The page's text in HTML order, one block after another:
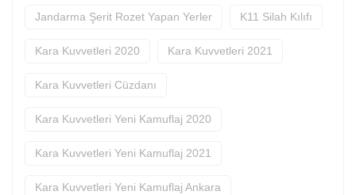
Jandarma Şerit Rozet Yapan Yerler K11 Silah Kılıfı
Kara Kuvvetleri 2020 Kara Kuvvetleri 2021
Kara Kuvvetleri Cüzdanı
Kara Kuvvetleri Yeni Kamuflaj 2020
Kara Kuvvetleri Yeni Kamuflaj 2021
Kara Kuvvetleri Yeni Kamuflaj Ankara